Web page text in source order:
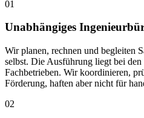
01
Unabhängiges
Wir planen, rechnen und begleiten
selbst. Die Ausführung liegt bei
Fachbetrieben. Wir koordinieren,
Förderung, haften aber nicht für
02